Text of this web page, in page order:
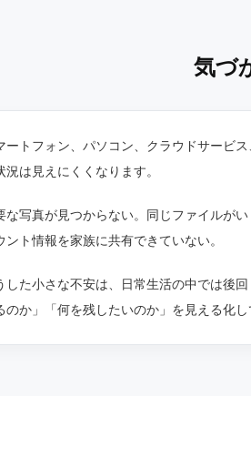
気づ
ートフォン、パソコン、クラウドサービ
況は見えにくくなります。
な写真が見つからない。同じファイルが
ント情報を家族に共有できていない。
した小さな不安は、日常生活の中では後
のか」「何を残したいのか」を見える化し